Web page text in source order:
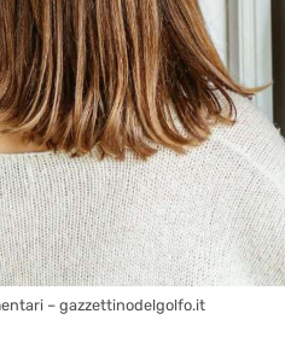
– gazzettinodelgolfo.it